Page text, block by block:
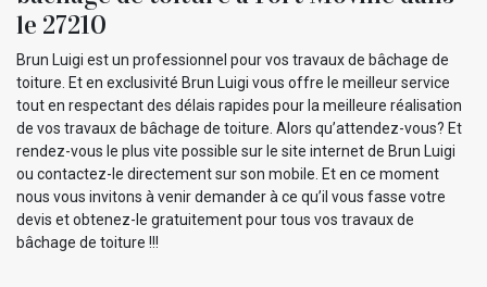
le 27210
Brun Luigi est un professionnel pour vos travaux de bâchage de
toiture. Et en exclusivité Brun Luigi vous offre le meilleur service
tout en respectant des délais rapides pour la meilleure réalisation
de vos travaux de bâchage de toiture. Alors qu’attendez-vous? Et
rendez-vous le plus vite possible sur le site internet de Brun Luigi
ou contactez-le directement sur son mobile. Et en ce moment
nous vous invitons à venir demander à ce qu’il vous fasse votre
devis et obtenez-le gratuitement pour tous vos travaux de
bâchage de toiture !!!